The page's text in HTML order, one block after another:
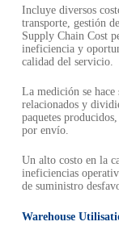
Incluye diversos
transporte, gestión
Supply Chain Cost
ineficiencia y
calidad del servicio.
La medición se hace
relacionados y
paquetes
por envío.
Un alto costo en la
ineficiencias
de suministro
Warehouse